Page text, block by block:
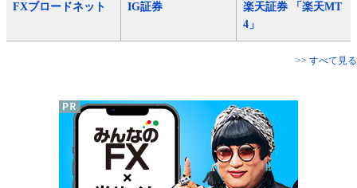
FXブロードネット IG証券
楽天証券 「楽天MT
4」
>> すべて見る